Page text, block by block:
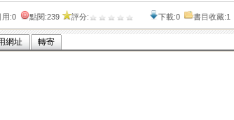
用:0 點閱:239 評分: 下載:0 書目收藏:1
網址 轉寄